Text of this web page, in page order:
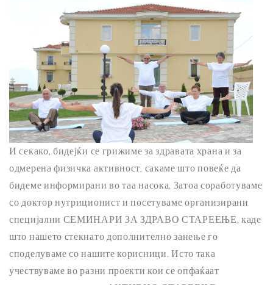
И секако, бидејќи се грижиме за здравата храна и за
одмерена физичка активност, сакаме што повеќе да
бидеме информирани во таа насока. Затоа соработуваме
со доктор нутриционист и посетуваме организирани
специјални СЕМИНАРИ ЗА ЗДРАВО СТАРЕЕЊЕ, каде
што нашето стекнато дополнително занење го
споделуваме со нашите корисници. Исто така
учествуваме во разни проекти кои се опфаќаат